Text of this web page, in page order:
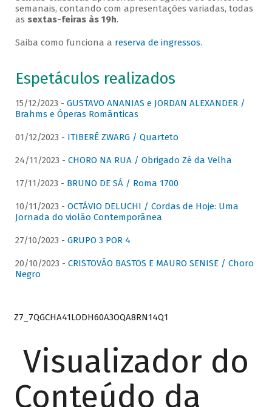
semanais, contando com apresentações variadas, todas
as sextas-feiras às 19h.
Saiba como funciona a reserva de ingressos.
Espetáculos realizados
15/12/2023 - GUSTAVO ANANIAS e JORDAN ALEXANDER /
Brahms e Óperas Românticas
01/12/2023 - ITIBERÊ ZWARG / Quarteto
24/11/2023 - CHORO NA RUA / Obrigado Zé da Velha
17/11/2023 - BRUNO DE SÁ / Roma 1700
10/11/2023 - OCTÁVIO DELUCHI / Cordas de Hoje: Uma
Jornada do violão Contemporânea
27/10/2023 - GRUPO 3 POR 4
20/10/2023 - CRISTOVÃO BASTOS E MAURO SENISE / Choro
Negro
Z7_7QGCHA41LODH60A3OQA8RN14Q1
Visualizador do
Conteúdo da